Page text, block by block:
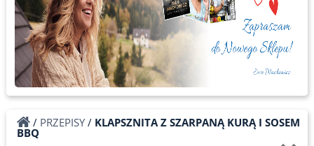
/ PRZEPISY/ KLAPSZNITA Z SZARPANĄ KURĄ I SOSEM
BBQ